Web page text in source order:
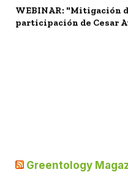
WEBINAR: "Mitigación
participación de Cesar
Greentology